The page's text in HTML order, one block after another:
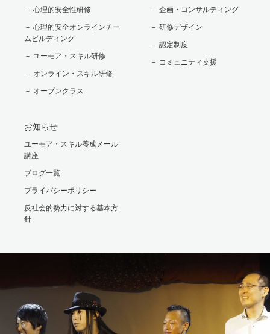
－ 心理的安全性研修
－ 心理的安全オンラインチー
ムビルディング
－ ユーモア・スキル研修
－ オンライン・スキル研修
－ オープンクラス
－ 企画・コンサルティング
－ 研修デザイン
－ 認定制度
－ コミュニティ支援
お知らせ
ユーモア・スキル養成メール
講座
ブログ一覧
プライバシーポリシー
反社会的勢力に対する基本方
針